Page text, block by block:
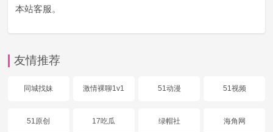
本站客服。
友情推荐
同城找妹 激情裸聊1v1 51动漫 51视频
51原创 17吃瓜 绿帽社 海角网